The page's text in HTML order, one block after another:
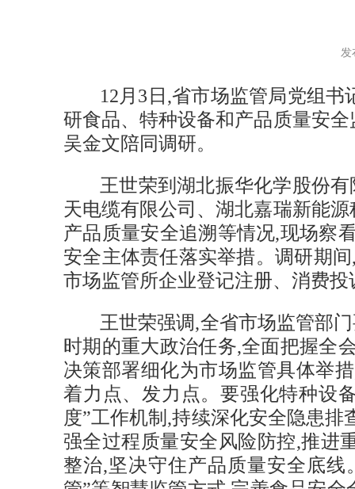
发
12月3日,省市场监管局党组
研食品、特种设备和产品质量安
吴金文陪同调研。
王世荣到湖北振华化学股份
天电缆有限公司、湖北嘉瑞新能
产品质量安全追溯等情况,现场察
安全主体责任落实举措。调研期
市场监管所企业登记注册、消费
王世荣强调,全省市场监管部
时期的重大政治任务,全面把握全
决策部署细化为市场监管具体举
着力点、发力点。要强化特种设
度”工作机制,持续深化安全隐患
强全过程质量安全风险防控,推进
整治,坚决守住产品质量安全底